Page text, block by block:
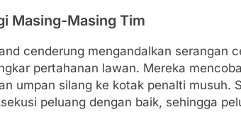
Masing-Masing Tim
cenderung mengandalkan serangan
pertahanan lawan. Mereka
umpan silang ke kotak penalti musuh.
peluang dengan baik, sehingga